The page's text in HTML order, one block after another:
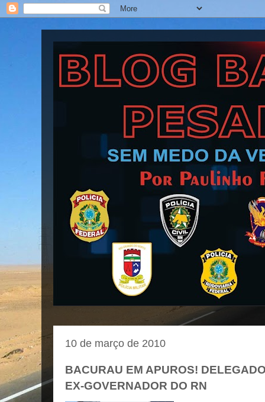
Blog Barra Pesada
10 de março de 2010
BACURAU EM APUROS!
EX-GOVERNADOR DO RN